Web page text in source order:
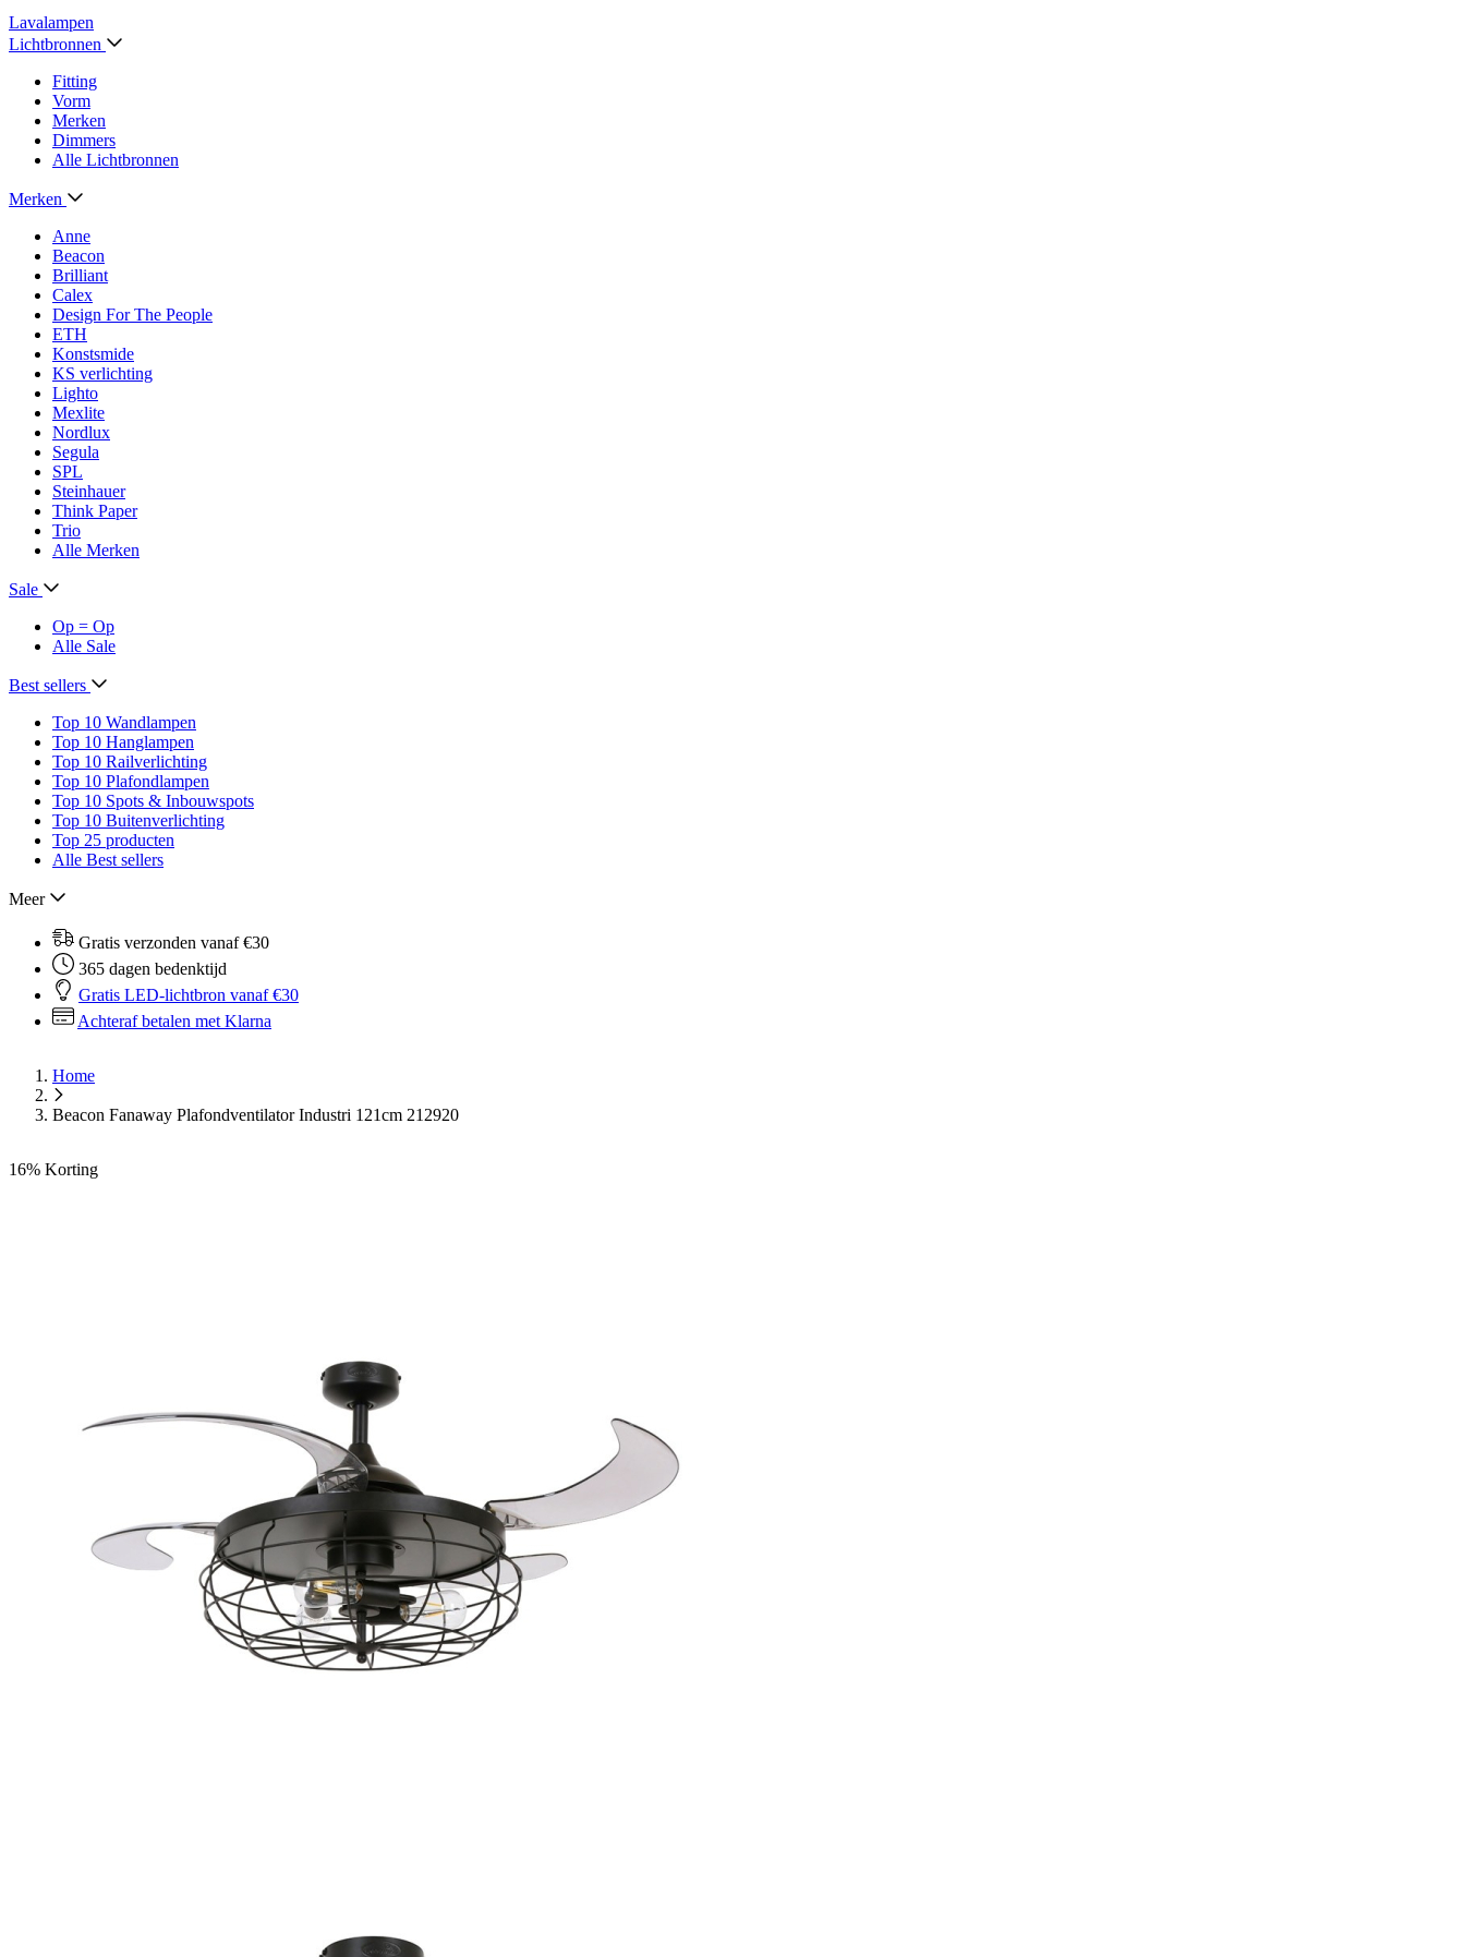
Lavalampen
Lichtbronnen
Fitting
Vorm
Merken
Dimmers
Alle Lichtbronnen
Merken
Anne
Beacon
Brilliant
Calex
Design For The People
ETH
Konstsmide
KS verlichting
Lighto
Mexlite
Nordlux
Segula
SPL
Steinhauer
Think Paper
Trio
Alle Merken
Sale
Op = Op
Alle Sale
Best sellers
Top 10 Wandlampen
Top 10 Hanglampen
Top 10 Railverlichting
Top 10 Plafondlampen
Top 10 Spots & Inbouwspots
Top 10 Buitenverlichting
Top 25 producten
Alle Best sellers
Meer
Gratis verzonden vanaf €30
365 dagen bedenktijd
Gratis LED-lichtbron vanaf €30
Achteraf betalen met Klarna
Home
Beacon Fanaway Plafondventilator Industri 121cm 212920
16% Korting